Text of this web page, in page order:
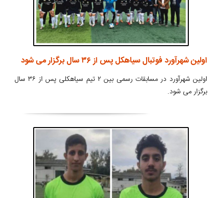
اولین شهرآورد فوتبال سیاهکل پس از ۳۶ سال برگزار می شود
اولین شهرآورد در مسابقات رسمی بین ۲ تیم سیاهکلی پس از ۳۶ سال
برگزار می شود.